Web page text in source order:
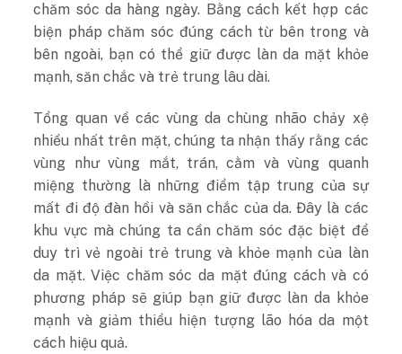
chăm sóc da hàng ngày. Bằng cách kết hợp các
biện pháp chăm sóc đúng cách từ bên trong và
bên ngoài, bạn có thể giữ được làn da mặt khỏe
mạnh, săn chắc và trẻ trung lâu dài.
Tổng quan về các vùng da chùng nhão chảy xệ
nhiều nhất trên mặt, chúng ta nhận thấy rằng các
vùng như vùng mắt, trán, cằm và vùng quanh
miệng thường là những điểm tập trung của sự
mất đi độ đàn hồi và săn chắc của da. Đây là các
khu vực mà chúng ta cần chăm sóc đặc biệt để
duy trì vẻ ngoài trẻ trung và khỏe mạnh của làn
da mặt. Việc chăm sóc da mặt đúng cách và có
phương pháp sẽ giúp bạn giữ được làn da khỏe
mạnh và giảm thiểu hiện tượng lão hóa da một
cách hiệu quả.